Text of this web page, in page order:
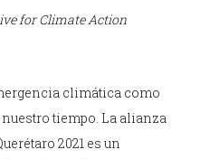
for Climate Action
climática como
tiempo. La alianza
2021 es un